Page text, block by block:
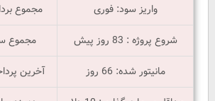
واریز سود: فوری
مجموع برداشت
شروع پروژه : 83 روز پیش
مجموع
مانیتور شده: 66 روز
آخرین پرداخت: